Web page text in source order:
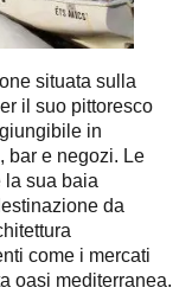
situata sulla
il suo pittoresco
in
bar e negozi. Le
la sua baia
da
come i mercati
oasi mediterranea.